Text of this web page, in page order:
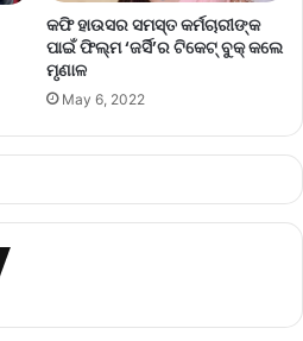
କଫି ହାଉସର ସମସ୍ତ କର୍ମଚାରୀଙ୍କ
ପାଇଁ ଫିଲ୍ମ ‘ଜର୍ସି’ର ଟିକେଟ୍‌ ବୁକ୍‌ କଲେ
ମୃଣାଳ
May 6, 2022